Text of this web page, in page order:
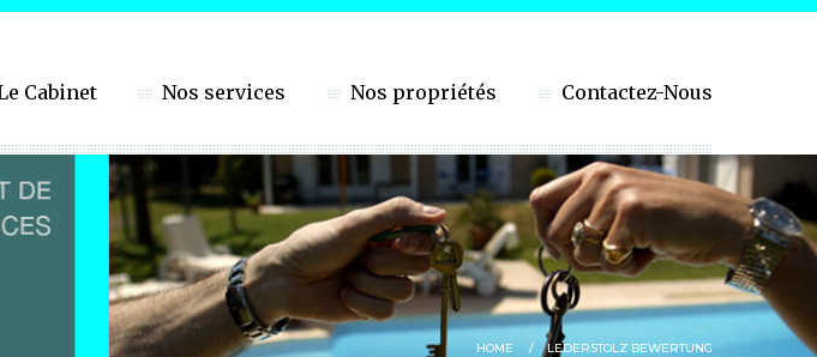
Cabinet Nos services Nos propriétés Contactez-Nous
HOME LEDERSTOLZ BEWERTUNG